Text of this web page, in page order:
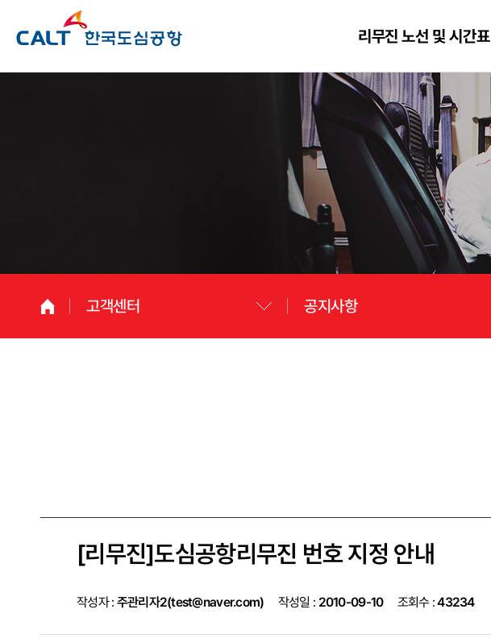
리무진 노선 및 시간표
고객센터 공지사항
[리무진]도심공항리무진 번호 지정 안내
작성자 : 주관리자2(test@naver.com) 작성일 : 2010-09-10 조회수 :43234